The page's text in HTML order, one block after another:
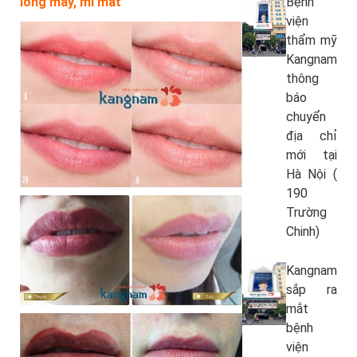
viện
thẩm mỹ
Kangnam
thông
báo
chuyển
địa chỉ
mới tại
Hà Nội (
190
Trường
Chinh)
Kangnam
sắp ra
mắt
bệnh
viện